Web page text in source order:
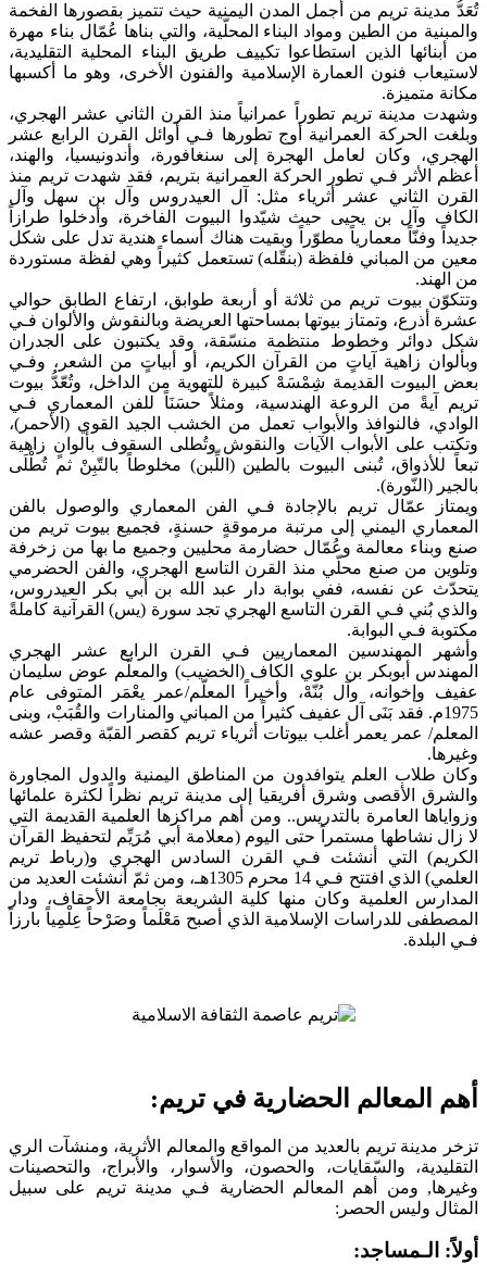
تُعَدُّ مدينة تريم من أجمل المدن اليمنية حيث تتميز بقصورها الفخمة
والمبنية من الطين ومواد البناء المحلّية، والتي بناها عُمّال بناء مهرة
من أبنائها الذين استطاعوا تكييف طريق البناء المحلية التقليدية،
لاستيعاب فنون العمارة الإسلامية والفنون الأخرى، وهو ما أكسبها
مكانة متميزة.
وشهدت مدينة تريم تطوراً عمرانياً منذ القرن الثاني عشر الهجري،
وبلغت الحركة العمرانية أوج تطورها فـي أوائل القرن الرابع عشر
الهجري، وكان لعامل الهجرة إلى سنغافورة، وأندونيسيا، والهند،
أعظم الأثر فـي تطور الحركة العمرانية بتريم، فقد شهدت تريم منذ
القرن الثاني عشر أثرياء مثل: آل العيدروس وآل بن سهل وآل
الكاف وآل بن يحيى حيث شيّدوا البيوت الفاخرة، وأدخلوا طرازاً
جديداً وفنّاً معمارياً مطوّراً وبقيت هناك أسماء هندية تدل على شكل
معين من المباني فلفظة (بنقّله) تستعمل كثيراً وهي لفظة مستوردة
من الهند.
وتتكوّن بيوت تريم من ثلاثة أو أربعة طوابق، ارتفاع الطابق حوالي
عشرة أذرع، وتمتاز بيوتها بمساحتها العريضة وبالنقوش والألوان فـي
شكل دوائر وخطوط منتظمة منسّقة، وقد يكتبون على الجدران
وبألوان زاهية آياتٍ من القرآن الكريم، أو أبياتٍ من الشعر، وفـي
بعض البيوت القديمة شِمْسَهْ كبيرة للتهوية من الداخل، وتُعّدُّ بيوت
تريم آيةً من الروعة الهندسية، ومثلاً حسَنَاً للفن المعماري فـي
الوادي، فالنوافذ والأبواب تعمل من الخشب الجيد القوي (الأحمر)،
وتكتب على الأبواب الآيات والنقوش وتُطلى السقوف بألوانٍ زاهية
تبعاً للأذواق، تُبنى البيوت بالطين (اللِّبن) مخلوطاً بالتّبِنْ ثم تُطْلَى
بالجير (النّورة).
ويمتاز عمّال تريم بالإجادة فـي الفن المعماري والوصول بالفن
المعماري اليمني إلى مرتبة مرموقةٍ حسنةٍ، فجميع بيوت تريم من
صنع وبناء معالمة وعُمّال حضارمة محليين وجميع ما بها من زخرفة
وتلوين من صنع محلّي منذ القرن التاسع الهجري، والفن الحضرمي
يتحدّث عن نفسه، ففي بوابة دار عبد الله بن أبي بكر العيدروس،
والذي بُني فـي القرن التاسع الهجري تجد سورة (يس) القرآنية كاملةً
مكتوبة فـي البوابة.
وأشهر المهندسين المعماريين فـي القرن الرابع عشر الهجري
المهندس أبوبكر بن علوي الكاف (الخضيب) والمعلّم عوض سليمان
عفيف وإخوانه، وآل بُنّهْ، وأخيراً المعلّم/عمر يعْمَر المتوفى عام
1975م. فقد بَنَى آل عفيف كثيراً من المباني والمنارات والقُبَبْ، وبنى
المعلم/ عمر يعمر أغلب بيوتات أثرياء تريم كقصر القبّة وقصر عشه
وغيرها.
وكان طلاب العلم يتوافدون من المناطق اليمنية والدول المجاورة
والشرق الأقصى وشرق أفريقيا إلى مدينة تريم نظراً لكثرة علمائها
وزواياها العامرة بالتدريس.. ومن أهم مراكزها العلمية القديمة التي
لا زال نشاطها مستمراً حتى اليوم (معلامة أبي مُرَيِّم لتحفيظ القرآن
الكريم) التي أنشئت فـي القرن السادس الهجري و(رباط تريم
العلمي) الذي افتتح فـي 14 محرم 1305هـ، ومن ثمّ أنشئت العديد من
المدارس العلمية وكان منها كلية الشريعة بجامعة الأحقاف، ودار
المصطفى للدراسات الإسلامية الذي أصبح مَعْلَماً وصَرْحاً عِلْمِياً بارزاً
فـي البلدة.
أهم المعالم الحضارية في تريم:
تزخر مدينة تريم بالعديد من المواقع والمعالم الأثرية، ومنشآت الري
التقليدية، والسّقايات، والحصون، والأسوار، والأبراج، والتحصينات
وغيرها, ومن أهم المعالم الحضارية فـي مدينة تريم على سبيل
المثال وليس الحصر:
أولاً: الـمساجد: